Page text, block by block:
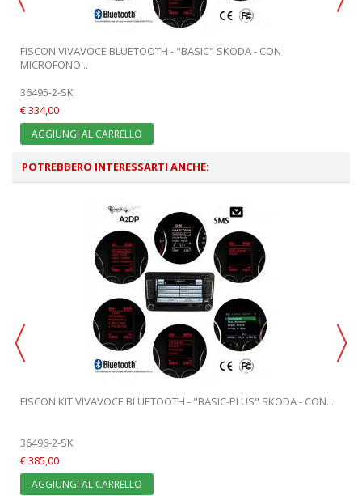
FISCON VIVAVOCE BLUETOOTH - "BASIC" SKODA - CON
MICROFONO...
36495-2-SK
€ 334,00
AGGIUNGI AL CARRELLO
POTREBBERO INTERESSARTI ANCHE:
FISCON KIT VIVAVOCE BLUETOOTH - "BASIC-PLUS" SKODA - CON...
36496-2-SK
€ 385,00
AGGIUNGI AL CARRELLO